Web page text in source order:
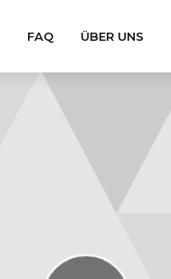
FAQ ÜBER UNS